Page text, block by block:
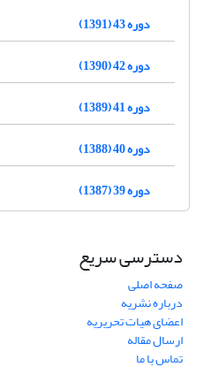
دوره 43 (1391)
دوره 42 (1390)
دوره 41 (1389)
دوره 40 (1388)
دوره 39 (1387)
دسترسی سریع
صفحه اصلی
درباره نشریه
اعضای هیات تحریریه
ارسال مقاله
تماس با ما